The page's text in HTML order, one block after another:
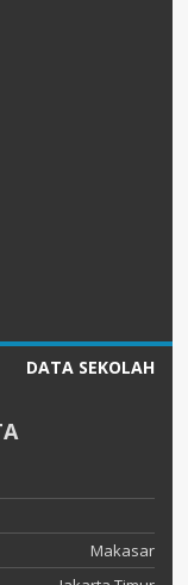
DATA SEKOLAH
Makasar